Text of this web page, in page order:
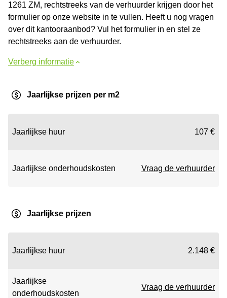
1261 ZM, rechtstreeks van de verhuurder krijgen door het
formulier op onze website in te vullen. Heeft u nog vragen
over dit kantooraanbod? Vul het formulier in en stel ze
rechtstreeks aan de verhuurder.
Verberg informatie
Jaarlijkse prijzen per m2
Jaarlijkse huur 107 €
Jaarlijkse onderhoudskosten Vraag de verhuurder
Jaarlijkse prijzen
Jaarlijkse huur 2.148 €
Jaarlijkse
onderhoudskosten
Vraag de verhuurder